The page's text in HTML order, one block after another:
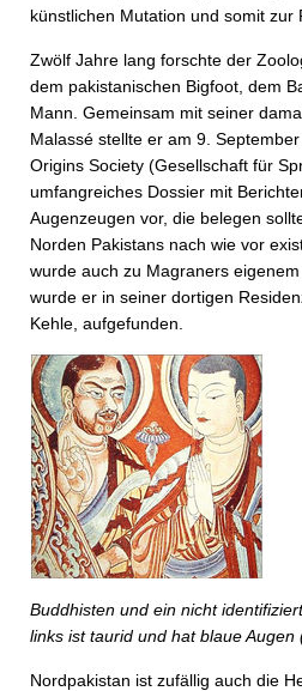
künstlichen Mutation und somit zur
Zwölf Jahre lang forschte der
dem pakistanischen Bigfoot, dem
Mann. Gemeinsam mit seiner
Malassé stellte er am 9.
Origins Society (Gesellschaft für
umfangreiches Dossier mit
Augenzeugen vor, die belegen
Norden Pakistans nach wie vor
wurde auch zu Magraners
wurde er in seiner dortigen
Kehle, aufgefunden.
Buddhisten und ein nicht
links ist taurid und hat blaue Augen
Nordpakistan ist zufällig auch die